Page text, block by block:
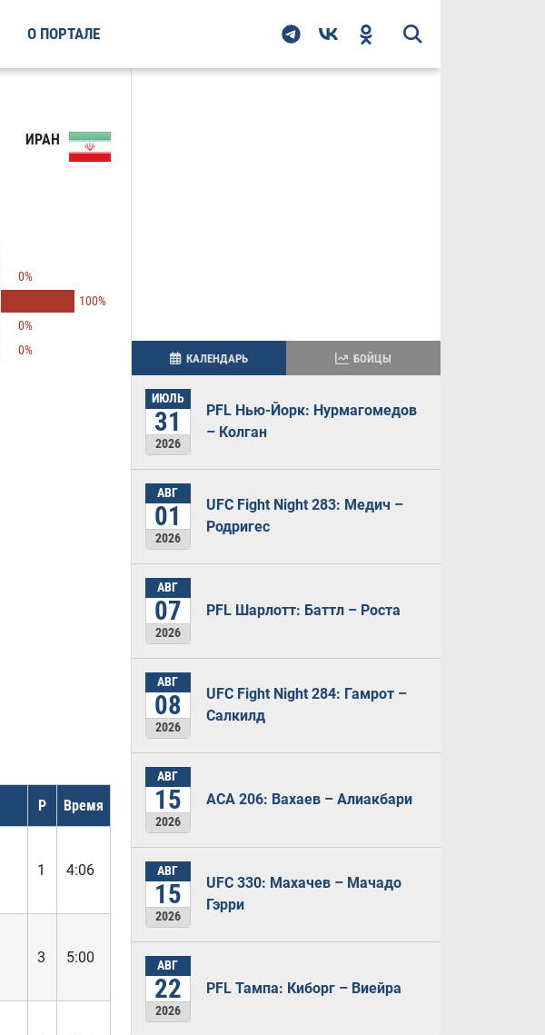
О ПОРТАЛЕ
ИРАН
0%
100%
0%
0%
Р Время
1
4:06
3
5:00
КАЛЕНДАРЬ БОЙЦЫ
ИЮЛЬ
31
2026
PFL Нью-Йорк: Нурмагомедов
– Колган
АВГ
01
2026
UFC Fight Night 283: Медич –
Родригес
АВГ
07
2026
PFL Шарлотт: Баттл – Роста
АВГ
08
2026
UFC Fight Night 284: Гамрот –
Салкилд
АВГ
15
2026
ACA 206: Вахаев – Алиакбари
АВГ
15
2026
UFC 330: Махачев – Мачадо
Гэрри
АВГ
22
2026
PFL Тампа: Киборг – Виейра